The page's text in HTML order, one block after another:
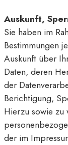
Auskunft,
Sie haben im
Bestimmungen
Auskunft über
Daten, deren
der
Berichtigung,
Hierzu sowie zu
der im